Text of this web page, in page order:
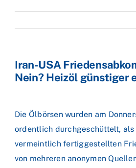
Iran-USA
Nein? Heizöl günstiger
Die Ölbörsen wurden am
ordentlich durchgeschüttelt, als
vermeintlich fertiggestellten
von mehreren anonymen